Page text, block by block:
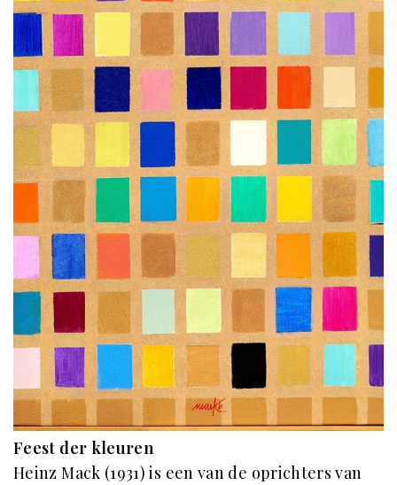
Feest der kleuren
Heinz Mack (1931) is een van de oprichters van